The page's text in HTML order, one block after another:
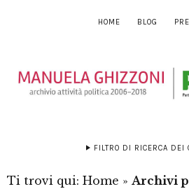
HOME BLOG
FILTRO DI RICERCA DEI
Ti trovi qui: Home » Archivi